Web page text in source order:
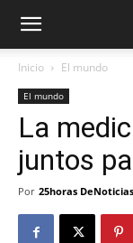
Inicio El mundo
El mundo
La
juntos
Por 25horas DeNoticias